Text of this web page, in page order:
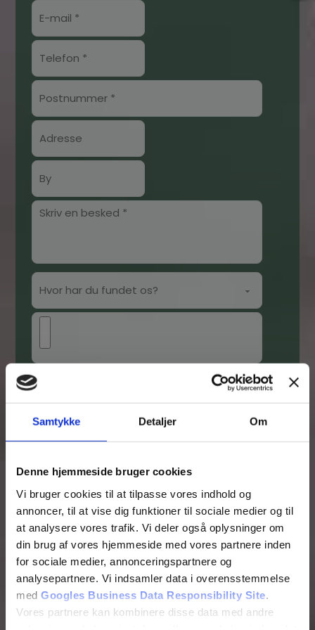
Samtykke Detaljer Om
Denne hjemmeside bruger cookies
Vi bruger cookies til at tilpasse vores indhold og
annoncer, til at vise dig funktioner til sociale medier og til
at analysere vores trafik. Vi deler også oplysninger om
din brug af vores hjemmeside med vores partnere inden
for sociale medier, annonceringspartnere og
analysepartnere. Vi indsamler data i overensstemmelse
med Googles Business Data Responsibility Site
Vores partnere kan kombinere disse data med andre